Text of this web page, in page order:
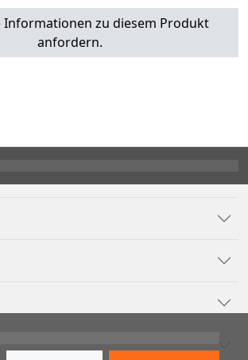
Informationen zu diesem Produkt
anfordern.